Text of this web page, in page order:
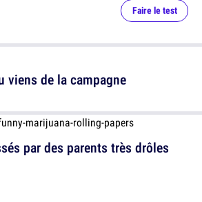
par des parents très drôles
Faire le test
viens de la campagne